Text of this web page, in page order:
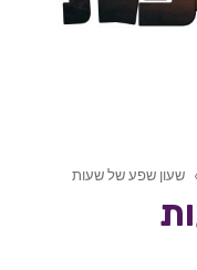
שעון שפע של שעות